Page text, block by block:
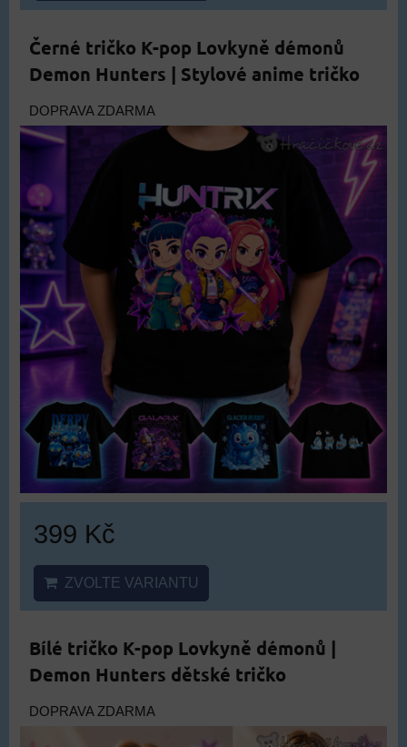
Černé tričko K-pop Lovkyně démonů
Demon Hunters | Stylové anime tričko
DOPRAVA ZDARMA
399 Kč
ZVOLTE VARIANTU
Bílé tričko K-pop Lovkyně démonů |
Demon Hunters dětské tričko
DOPRAVA ZDARMA